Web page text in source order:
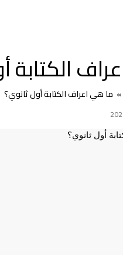
الكتابة
اعراف الكتابة أول ثانوي؟